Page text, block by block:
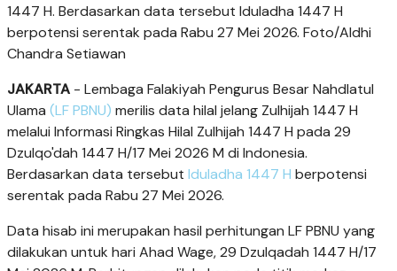
1447 H. Berdasarkan data tersebut Iduladha 1447 H
berpotensi serentak pada Rabu 27 Mei 2026. Foto/Aldhi
Chandra Setiawan
JAKARTA - Lembaga Falakiyah Pengurus Besar Nahdlatul
Ulama (LF PBNU) merilis data hilal jelang Zulhijah 1447 H
melalui Informasi Ringkas Hilal Zulhijah 1447 H pada 29
Dzulqo'dah 1447 H/17 Mei 2026 M di Indonesia.
Berdasarkan data tersebut Iduladha 1447 H berpotensi
serentak pada Rabu 27 Mei 2026.
Data hisab ini merupakan hasil perhitungan LF PBNU yang
dilakukan untuk hari Ahad Wage, 29 Dzulqadah 1447 H/17